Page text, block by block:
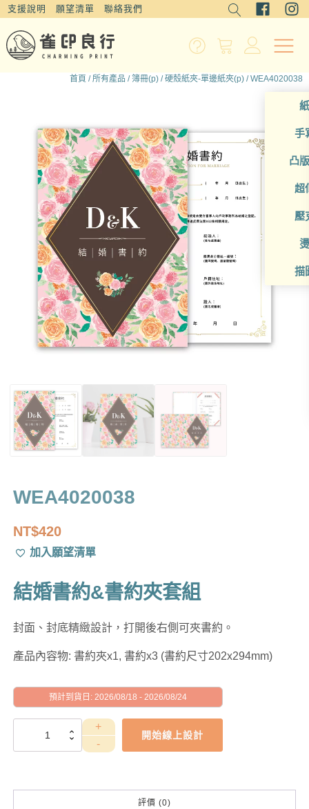
支援說明 願望清單 聯絡我們
手
凸
超
壓
描
首頁 /所有產品 /簿冊(p) /硬殼紙夾-單邊紙夾(p) / WEA4020038
WEA4020038
NT$420
加入願望清單
結婚書約&書約夾套組
封面、封底精緻設計，打開後右側可夾書約。
產品內容物: 書約夾x1, 書約x3 (書約尺寸202x294mm)
預計到貨日: 2026/08/18 - 2026/08/24
WEA4020038
開始線上設計
評價 (0)